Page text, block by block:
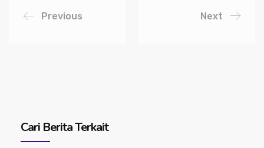
Previous Next
Cari Berita Terkait